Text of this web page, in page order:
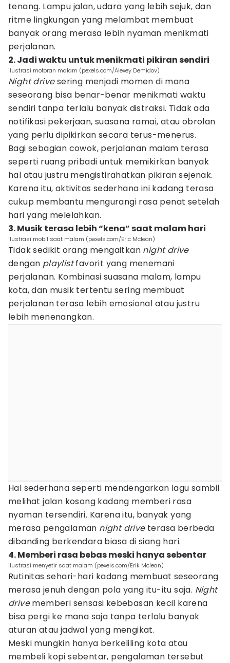
tenang. Lampu jalan, udara yang lebih sejuk, dan
ritme lingkungan yang melambat membuat
banyak orang merasa lebih nyaman menikmati
perjalanan.
2. Jadi waktu untuk menikmati pikiran sendiri
ilustrasi motoran malam (pexels.com/Alexey Demidov)
Night drivesering menjadi momen di mana
seseorang bisa benar-benar menikmati waktu
sendiri tanpa terlalu banyak distraksi. Tidak ada
notifikasi pekerjaan, suasana ramai, atau obrolan
yang perlu dipikirkan secara terus-menerus.
Bagi sebagian cowok, perjalanan malam terasa
seperti ruang pribadi untuk memikirkan banyak
hal atau justru mengistirahatkan pikiran sejenak.
Karena itu, aktivitas sederhana ini kadang terasa
cukup membantu mengurangi rasa penat setelah
hari yang melelahkan.
3. Musik terasa lebih “kena” saat malam hari
ilustrasi mobil saat malam (pexels.com/Eric Mclean)
Tidak sedikit orang mengaitkan night drive
dengan playlistfavorit yang menemani
perjalanan. Kombinasi suasana malam, lampu
kota, dan musik tertentu sering membuat
perjalanan terasa lebih emosional atau justru
lebih menenangkan.
Hal sederhana seperti mendengarkan lagu sambil
melihat jalan kosong kadang memberi rasa
nyaman tersendiri. Karena itu, banyak yang
merasa pengalaman night driveterasa berbeda
dibanding berkendara biasa di siang hari.
4. Memberi rasa bebas meski hanya sebentar
ilustrasi menyetir saat malam (pexels.com/Erik Mclean)
Rutinitas sehari-hari kadang membuat seseorang
merasa jenuh dengan pola yang itu-itu saja. Night
drivememberi sensasi kebebasan kecil karena
bisa pergi ke mana saja tanpa terlalu banyak
aturan atau jadwal yang mengikat.
Meski mungkin hanya berkeliling kota atau
membeli kopi sebentar, pengalaman tersebut